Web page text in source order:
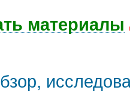
материалы